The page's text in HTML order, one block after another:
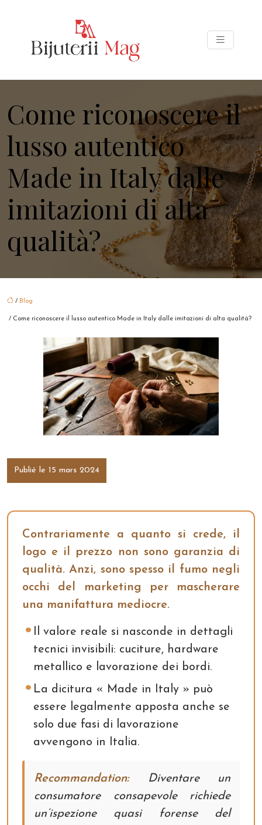
Come riconoscere il
lusso autentico
Made in Italy dalle
imitazioni di alta
qualità?
/ Blog
/ Come riconoscere il lusso autentico Made in Italy dalle imitazioni di alta qualità?
Publié le 15 mars 2024
Contrariamente a quanto si crede, il
logo e il prezzo non sono garanzia di
qualità. Anzi, sono spesso il fumo negli
occhi del marketing per mascherare
una manifattura mediocre.
Il valore reale si nasconde in dettagli
tecnici invisibili: cuciture, hardware
metallico e lavorazione dei bordi.
La dicitura « Made in Italy » può
essere legalmente apposta anche se
solo due fasi di lavorazione
avvengono in Italia.
Recommandation:Diventare un
consumatore consapevole richiede
un’ispezione quasi forense del